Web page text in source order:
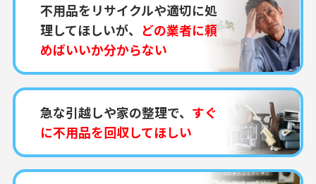
不用品をリサイクルや適切に処
理してほしいが、 どの業者に頼
めばいいか分からない
急な引越しや家の整理で、 すぐ
に不用品を回収してほしい